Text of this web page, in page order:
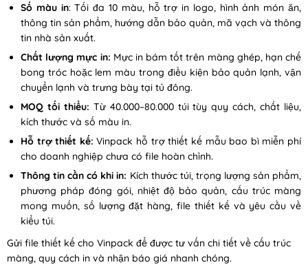
Số màu in: Tối đa 10 màu, hỗ trợ in logo, hình ảnh món ăn,
thông tin sản phẩm, hướng dẫn bảo quản, mã vạch và thông
tin nhà sản xuất.
Chất lượng mực in: Mực in bám tốt trên màng ghép, hạn chế
bong tróc hoặc lem màu trong điều kiện bảo quản lạnh, vận
chuyển lạnh và trưng bày tại tủ đông.
MOQ tối thiểu: Từ 40.000–80.000 túi tùy quy cách, chất liệu,
kích thước và số màu in.
Hỗ trợ thiết kế: Vinpack hỗ trợ thiết kế mẫu bao bì miễn phí
cho doanh nghiệp chưa có file hoàn chỉnh.
Thông tin cần có khi in: Kích thước túi, trọng lượng sản phẩm,
phương pháp đóng gói, nhiệt độ bảo quản, cấu trúc màng
mong muốn, số lượng đặt hàng, file thiết kế và yêu cầu về
kiểu túi.
Gửi file thiết kế cho Vinpack để được tư vấn chi tiết về cấu trúc
màng, quy cách in và nhận báo giá nhanh chóng.